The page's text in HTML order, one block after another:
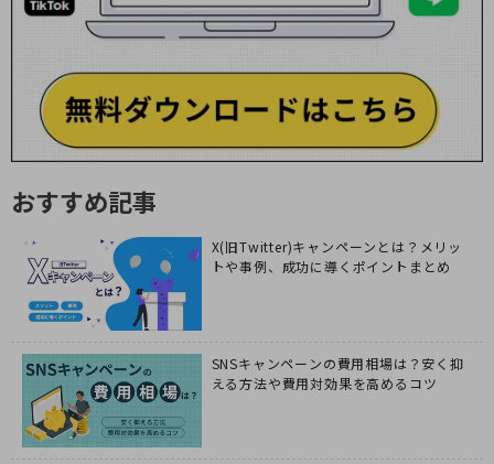
おすすめ記事
X(旧Twitter)キャンペーンとは？メリッ
トや事例、成功に導くポイントまとめ
SNSキャンペーンの費用相場は？安く抑
える方法や費用対効果を高めるコツ